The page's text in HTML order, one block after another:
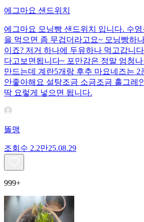
에그마요 샌드위치
에그마요 모닝빵 샌드위치 입니다. 수
을 먹으면 좀 무겁더라고요~ 모닝빵하
이죠? 저거 하나에 두유하나 먹고갑니
다고보면됩니다~ 포만감은 정말 엄청
만드는데 계란5개랑 후추 마요네즈는 2
안좋아해요 설탕조금 소금조금 홀그레
딱 요렇게 넣으면 됩니다.
똘맹
조회수 2.2만25.08.29
999+